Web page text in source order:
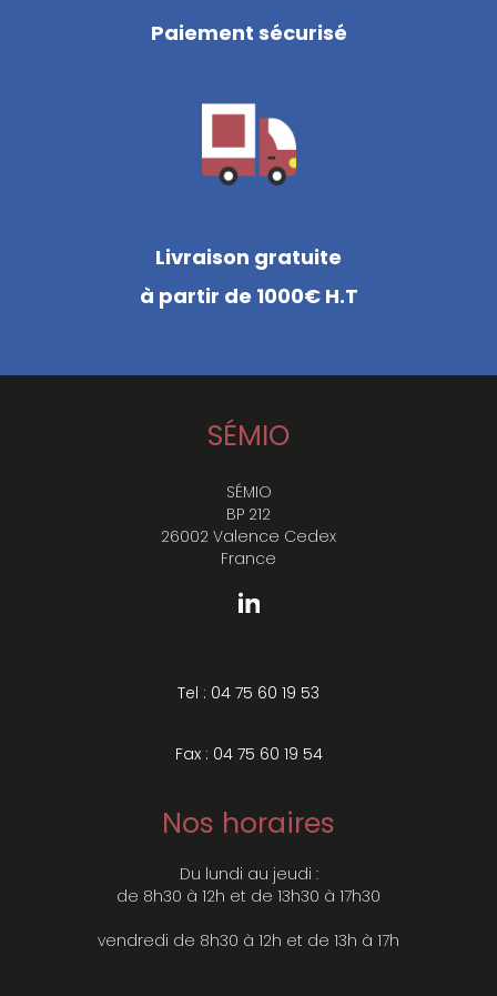
Paiement sécurisé
Livraison gratuite
à partir de 1000€ H.T
SÉMIO
SÉMIO
BP 212
26002 Valence Cedex
France
Tel : 04 75 60 19 53
Fax : 04 75 60 19 54
Nos horaires
Du lundi au jeudi :
de 8h30 à 12h et de 13h30 à 17h30
vendredi de 8h30 à 12h et de 13h à 17h